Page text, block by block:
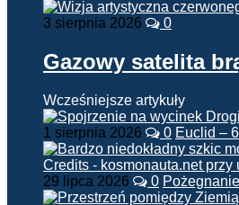
3 sierpnia 2026 0
Gazowy satelita
Wcześniejsze artykuły
1 sierpnia 2026 0 Euclid –
29 lipca 2026 0